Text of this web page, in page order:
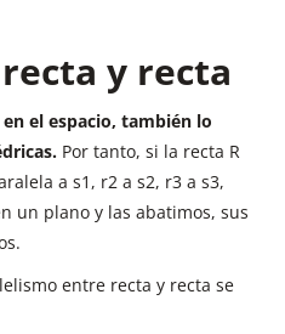
y recta
el espacio, también lo
Por tanto, si la recta R
a s1, r2 a s2, r3 a s3,
un plano y las abatimos, sus
entre recta y recta se